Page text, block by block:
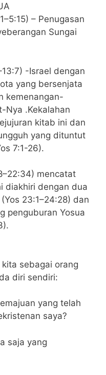
– Penugasan
Sungai
-Israel dengan
yang bersenjata
kemenangan-
Nya .Kekalahan
kitab ini dan
yang dituntut
7:1-26).
mencatat
diakhiri dengan dua
23:1–24:28) dan
penguburan Yosua
sebagai orang
diri sendiri:
yang telah
saya?
saja yang